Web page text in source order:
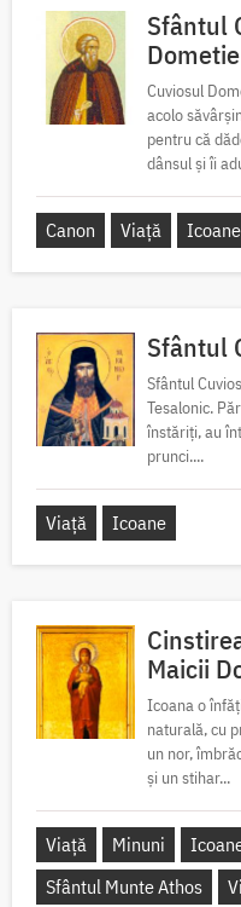
Sfântul
Cuviosul
acolo
pentru că
dânsul și îi
Canon Viață Icoane
Sfântul
Sfântul
Tesalonic.
înstăriți, au
prunci....
Viață Icoane
Maicii
Icoana o
naturală, cu
un nor,
și un stihar...
Viață Minuni
Sfântul Munte Athos